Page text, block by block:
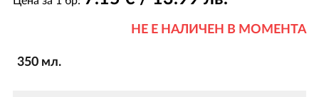
НЕ Е НАЛИЧЕН В МОМЕНТА
350 мл.